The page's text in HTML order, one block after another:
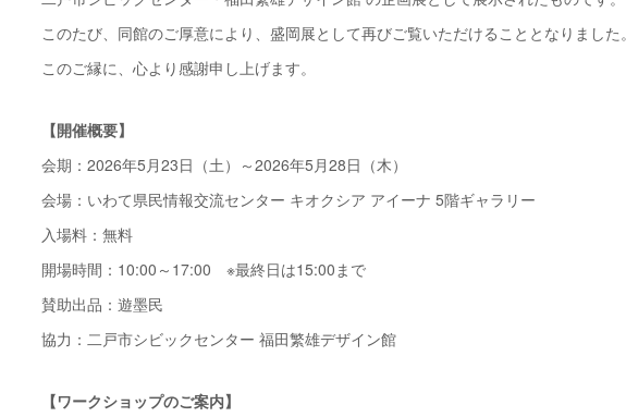
このたび、同館のご厚意により、盛岡展として再びご覧いただけることとなりました。
このご縁に、心より感謝申し上げます。
【開催概要】
会期：2026年5月23日（土）～2026年5月28日（木）
会場：いわて県民情報交流センター キオクシア アイーナ 5階ギャラリー
入場料：無料
開場時間：10:00～17:00 ※最終日は15:00まで
賛助出品：遊墨民
協力：二戸市シビックセンター 福田繁雄デザイン館
【ワークショップのご案内】